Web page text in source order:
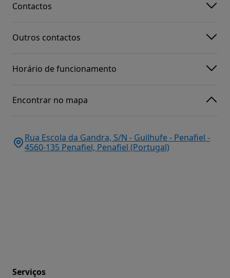
Contactos
Outros contactos
Horário de funcionamento
Encontrar no mapa
Rua Escola da Gandra, S/N - Guilhufe - Penafiel -
4560-135 Penafiel, Penafiel (Portugal)
Serviços